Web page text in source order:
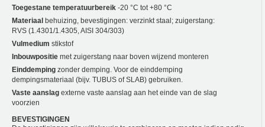
Toegestane temperatuurbereik -20 °C tot +80 °C
Materiaal behuizing, bevestigingen: verzinkt staal; zuigerstang:
RVS (1.4301/1.4305, AISI 304/303)
Vulmedium stikstof
Inbouwpositie met zuigerstang naar boven wijzend monteren
Einddemping zonder demping. Voor de einddemping
dempingsmateriaal (bijv. TUBUS of SLAB) gebruiken.
Vaste aanslag externe vaste aanslag aan het einde van de slag
voorzien
BEVESTIGINGEN